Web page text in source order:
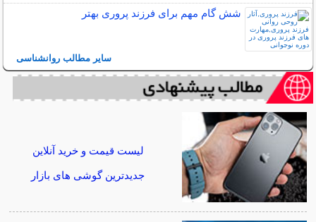
شش گام مهم برای فرزند پروری بهتر
سایر مطالب روانشناسی
لیست قیمت و خرید آنلاین
جدیدترین گوشی های بازار